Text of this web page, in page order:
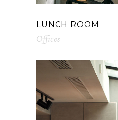
LUNCH ROOM
Offices